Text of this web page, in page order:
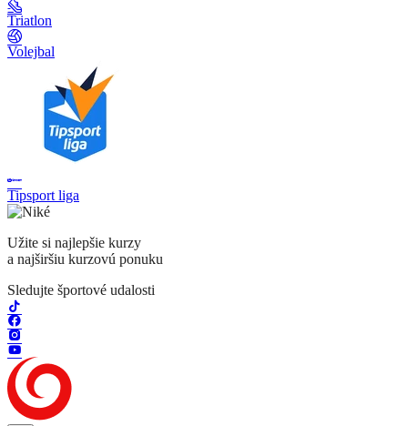
Triatlon
Volejbal
Tipsport liga
Užite si najlepšie kurzy
a najširšiu kurzovú ponuku
Sledujte športové udalosti